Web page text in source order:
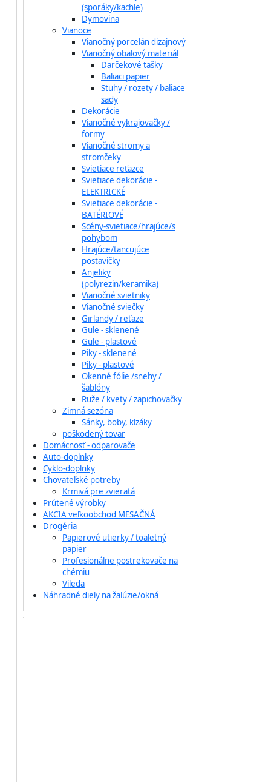
(sporáky/kachle)
Dymovina
Vianoce
Vianočný porcelán dizajnový
Vianočný obalový materiál
Darčekové tašky
Baliaci papier
Stuhy / rozety / baliace
sady
Dekorácie
Vianočné vykrajovačky /
formy
Vianočné stromy a
stromčeky
Svietiace reťazce
Svietiace dekorácie -
ELEKTRICKÉ
Svietiace dekorácie -
BATÉRIOVÉ
Scény-svietiace/hrajúce/s
pohybom
Hrajúce/tancujúce
postavičky
Anjeliky
(polyrezin/keramika)
Vianočné svietniky
Vianočné sviečky
Girlandy / reťaze
Gule - sklenené
Gule - plastové
Piky - sklenené
Piky - plastové
Okenné fólie /snehy /
šablóny
Ruže / kvety / zapichovačky
Zimná sezóna
Sánky, boby, klzáky
poškodený tovar
Domácnosť - odparovače
Auto-doplnky
Cyklo-doplnky
Chovateľské potreby
Krmivá pre zvieratá
Prútené výrobky
AKCIA veľkoobchod MESAČNÁ
Drogéria
Papierové utierky / toaletný
papier
Profesionálne postrekovače na
chémiu
Vileda
Náhradné diely na žalúzie/okná